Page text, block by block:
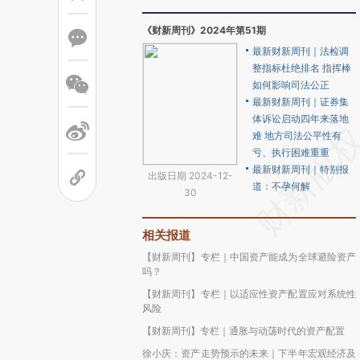
《财新周刊》2024年第51期
出版日期 2024-12-
30
最新财新周刊｜法检调
整指标杜绝排名 指挥棒
如何影响司法公正
最新财新周刊｜证券集
体诉讼启动四年来落地
难 地方司法公平性有
亏、执行困难重重
最新财新周刊｜特别报
道：不孕何解
相关报道
【财新周刊】专栏｜中国资产能成为全球避险资产
吗？
【财新周刊】专栏｜以适应性资产配置应对系统性
风险
【财新周刊】专栏｜通胀与动荡时代的资产配置
徐小庆：资产走势预示的未来｜下半年宏观经济及